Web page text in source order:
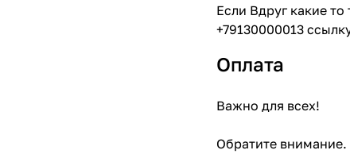
Если Вдруг какие
+79130000013
Оплата
Важно для всех!
Обратите